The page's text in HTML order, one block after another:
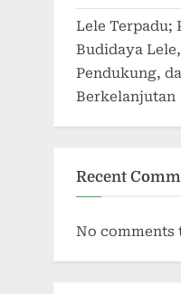
Lele Terpadu;
Budidaya
Pendukung,
Berkelanjutan
Recent
No comments